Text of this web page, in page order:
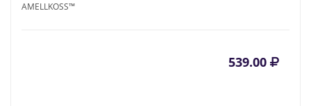
AMELLKOSS™
539.00